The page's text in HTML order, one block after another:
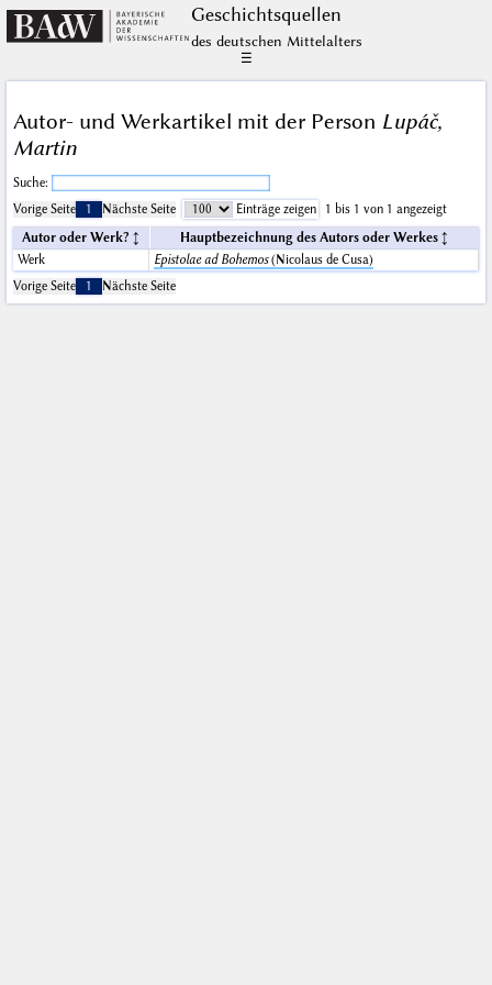
Geschichts­quellen
des deutschen Mittelalters
☰
Autor- und Werkartikel mit der Person Lupáč,
Martin
Suche:
Vorige Seite
1 Nächste Seite Einträge zeigen
1 bis 1 von 1 angezeigt
Autor oder Werk?
Hauptbezeichnung des Autors oder Werkes
Werk
Epistolae ad Bohemos(Nicolaus de Cusa)
Vorige Seite
1 Nächste Seite